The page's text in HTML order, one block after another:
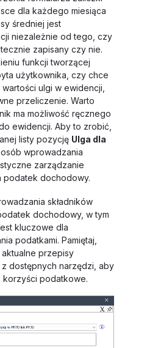
dla każdego miesiąca
średniej jest
niezależnie od tego, czy
zapisany czy nie.
funkcji tworzącej
użytkownika, czy chce
ulgi w ewidencji,
przeliczenie. Warto
ma możliwość ręcznego
ewidencji. Aby to zrobić,
listy pozycję Ulga dla
wprowadzania
zarządzanie
podatek dochodowy.
składników
dochodowy, w tym
kluczowe dla
podatkami. Pamiętaj,
przepisy
dostępnych narzędzi, aby
korzyści podatkowe.